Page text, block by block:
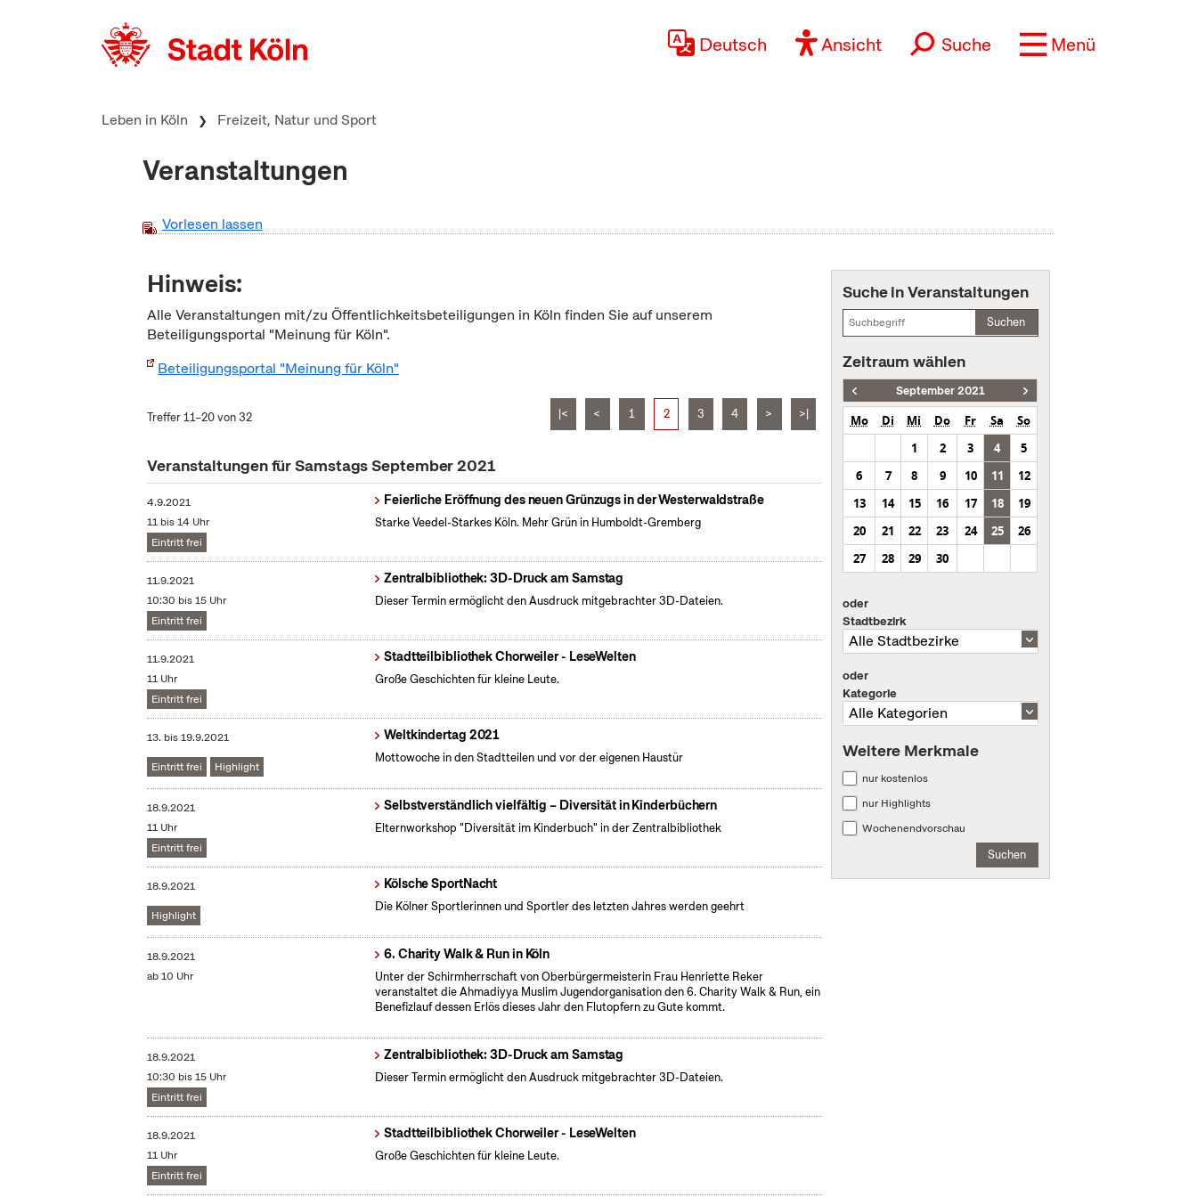
Deutsch Ansicht Suche Menü
Leben in Köln Freizeit, Natur und Sport
Veranstaltungen
Vorlesen lassen
Hinweis:
Alle Veranstaltungen mit/zu Öffentlichkeitsbeteiligungen in Köln finden Sie auf unserem
Beteiligungsportal "Meinung für Köln".
Beteiligungsportal "Meinung für Köln"
Treffer 11–20 von 32 |< < 1 2 3 4 > >|
Veranstaltungen für Samstags September 2021
4.9.2021
11 bis 14 Uhr
Eintritt frei
Feierliche Eröffnung des neuen Grünzugs in der Westerwaldstraße
Starke Veedel-Starkes Köln. Mehr Grün in Humboldt-Gremberg
11.9.2021
10:30 bis 15 Uhr
Eintritt frei
Zentralbibliothek: 3D-Druck am Samstag
Dieser Termin ermöglicht den Ausdruck mitgebrachter 3D-Dateien.
11.9.2021
11 Uhr
Eintritt frei
Stadtteilbibliothek Chorweiler - LeseWelten
Große Geschichten für kleine Leute.
13. bis19.9.2021
Eintritt frei Highlight
Weltkindertag 2021
Mottowoche in den Stadtteilen und vor der eigenen Haustür
18.9.2021
11 Uhr
Eintritt frei
Selbstverständlich vielfältig – Diversität in Kinderbüchern
Elternworkshop "Diversität im Kinderbuch" in der Zentralbibliothek
18.9.2021
Highlight
Kölsche SportNacht
Die Kölner Sportlerinnen und Sportler des letzten Jahres werden geehrt
18.9.2021
ab 10 Uhr
6. Charity Walk & Run in Köln
Unter der Schirmherrschaft von Oberbürgermeisterin Frau Henriette Reker
veranstaltet die Ahmadiyya Muslim Jugendorganisation den 6. Charity Walk & Run, ein
Benefizlauf dessen Erlös dieses Jahr den Flutopfern zu Gute kommt.
18.9.2021
10:30 bis 15 Uhr
Eintritt frei
Zentralbibliothek: 3D-Druck am Samstag
Dieser Termin ermöglicht den Ausdruck mitgebrachter 3D-Dateien.
18.9.2021
11 Uhr
Eintritt frei
Stadtteilbibliothek Chorweiler - LeseWelten
Große Geschichten für kleine Leute.
Suche in Veranstaltungen
Suchen
Zeitraum wählen
September 2021
Mo Di Mi Do Fr Sa
So
1
2 3 4
5
6
7 8 9 10 11
12
13
14 15 16 17 18
19
20
21 22 23 24 25
26
27
28 29 30
oder
Stadtbezirk
oder
Kategorie
Weitere Merkmale
nur kostenlos
nur Highlights
Wochenendvorschau
Suchen